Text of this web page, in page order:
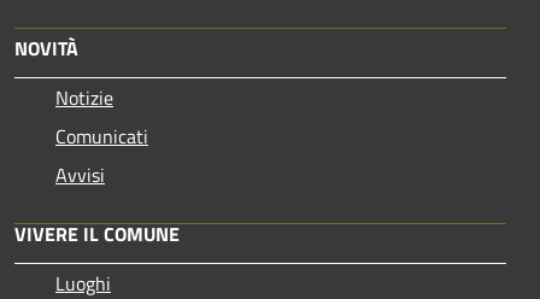
NOVITÀ
Notizie
Comunicati
Avvisi
VIVERE IL COMUNE
Luoghi